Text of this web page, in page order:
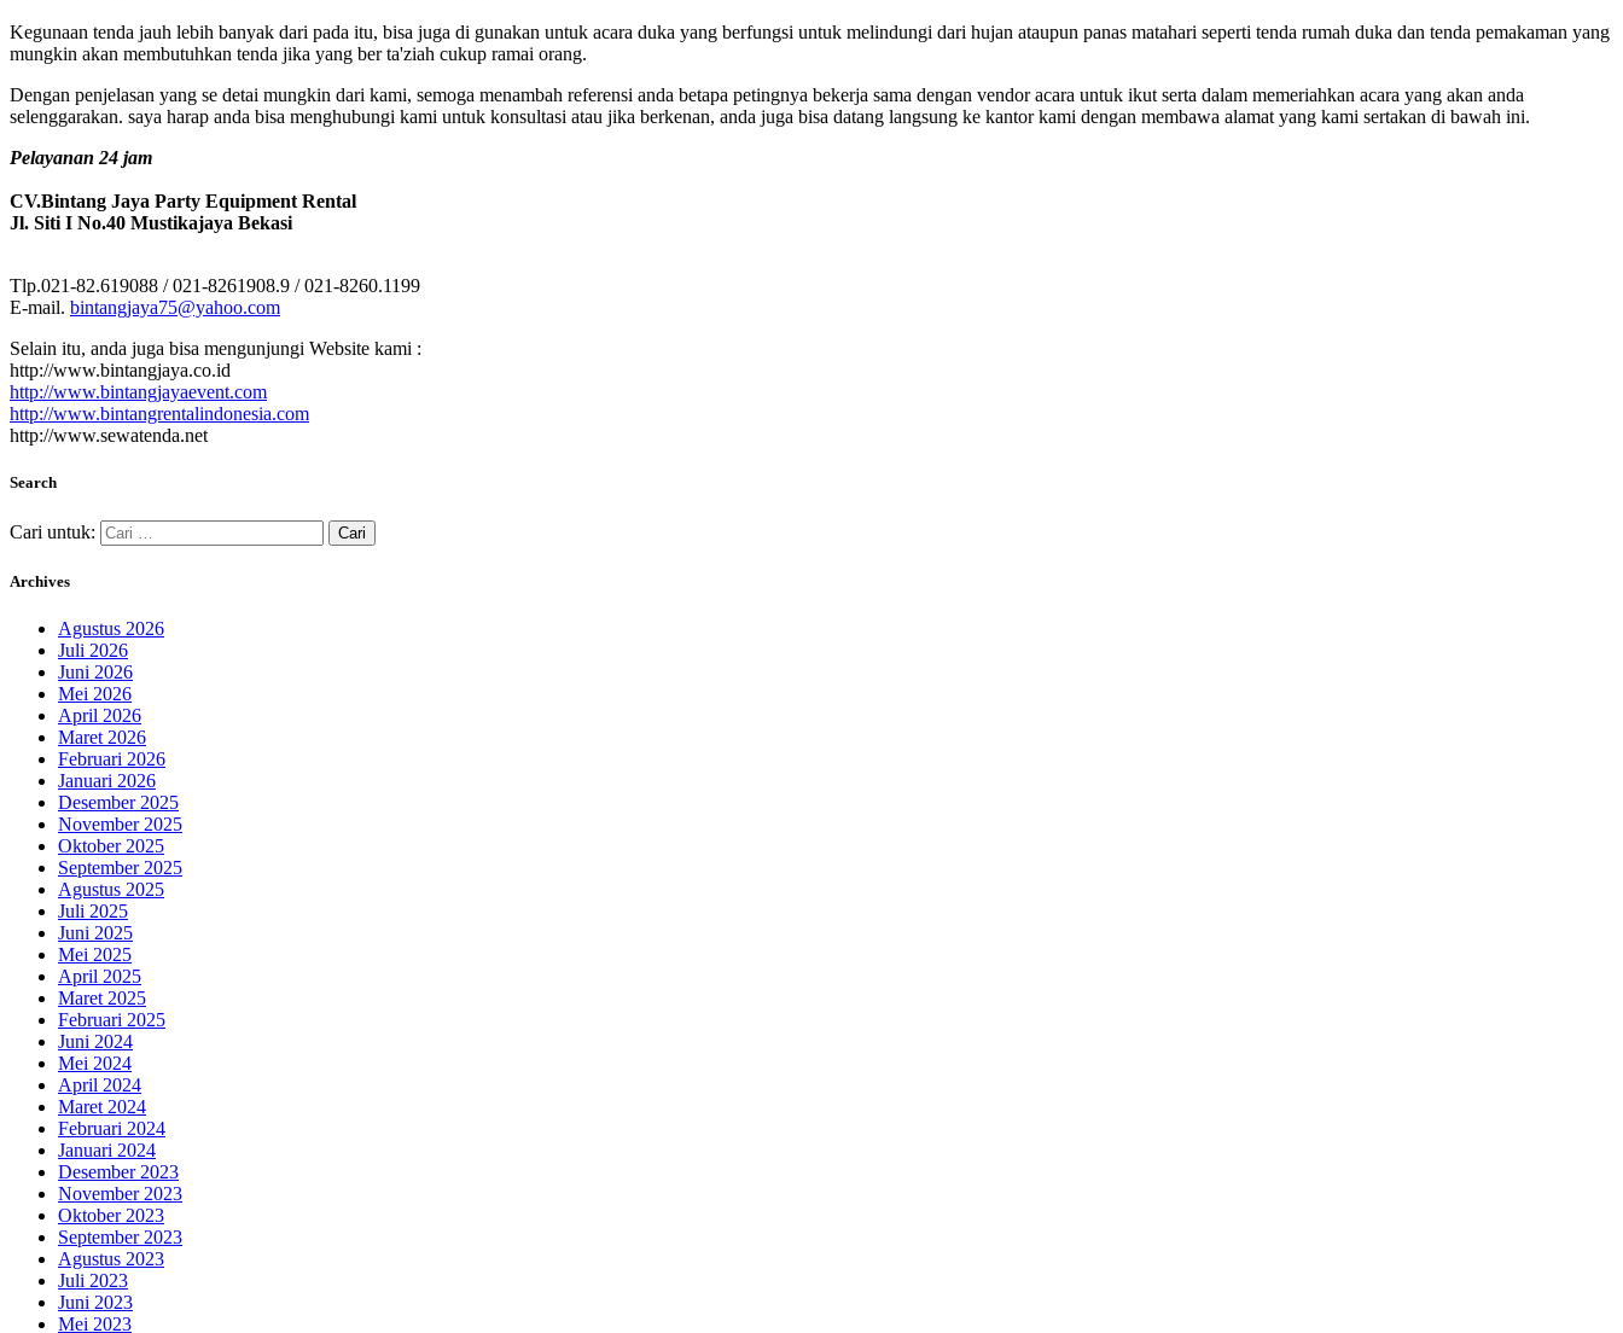
Kegunaan tenda jauh lebih banyak dari pada itu, bisa juga di gunakan untuk acara duka yang berfungsi untuk melindungi dari hujan ataupun panas matahari seperti tenda rumah duka dan tenda pemakaman yang
mungkin akan membutuhkan tenda jika yang ber ta'ziah cukup ramai orang.
Dengan penjelasan yang se detai mungkin dari kami, semoga menambah referensi anda betapa petingnya bekerja sama dengan vendor acara untuk ikut serta dalam memeriahkan acara yang akan anda
selenggarakan. saya harap anda bisa menghubungi kami untuk konsultasi atau jika berkenan, anda juga bisa datang langsung ke kantor kami dengan membawa alamat yang kami sertakan di bawah ini.
Pelayanan 24 jam
CV.Bintang Jaya Party Equipment Rental
Jl. Siti I No.40 Mustikajaya Bekasi
Tlp.021-82.619088 / 021-8261908.9 / 021-8260.1199
E-mail. bintangjaya75@yahoo.com
Selain itu, anda juga bisa mengunjungi Website kami :
http://www.bintangjaya.co.id
http://www.bintangjayaevent.com
http://www.bintangrentalindonesia.com
http://www.sewatenda.net
Search
Cari untuk:
Archives
Agustus 2026
Juli 2026
Juni 2026
Mei 2026
April 2026
Maret 2026
Februari 2026
Januari 2026
Desember 2025
November 2025
Oktober 2025
September 2025
Agustus 2025
Juli 2025
Juni 2025
Mei 2025
April 2025
Maret 2025
Februari 2025
Juni 2024
Mei 2024
April 2024
Maret 2024
Februari 2024
Januari 2024
Desember 2023
November 2023
Oktober 2023
September 2023
Agustus 2023
Juli 2023
Juni 2023
Mei 2023